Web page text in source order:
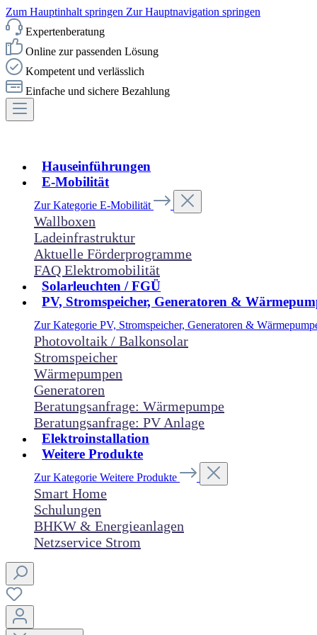
Zum Hauptinhalt springen Zur Hauptnavigation springen
Expertenberatung
Online zur passenden Lösung
Kompetent und verlässlich
Einfache und sichere Bezahlung
Hauseinführungen
E-Mobilität
Zur Kategorie E-Mobilität
Wallboxen
Ladeinfrastruktur
Aktuelle Förderprogramme
FAQ Elektromobilität
Solarleuchten / FGÜ
PV, Stromspeicher, Generatoren &
Zur Kategorie PV, Stromspeicher, Generatoren &
Photovoltaik / Balkonsolar
Stromspeicher
Wärmepumpen
Generatoren
Beratungsanfrage: Wärmepumpe
Beratungsanfrage: PV Anlage
Elektroinstallation
Weitere Produkte
Zur Kategorie Weitere Produkte
Smart Home
Schulungen
BHKW & Energieanlagen
Netzservice Strom